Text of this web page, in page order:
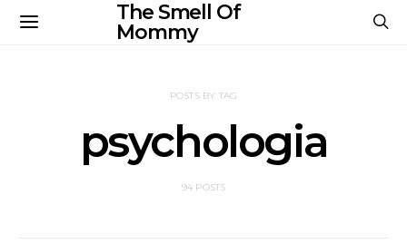
The Smell Of
Mommy
POSTS BY TAG
psychologia
94 POSTS